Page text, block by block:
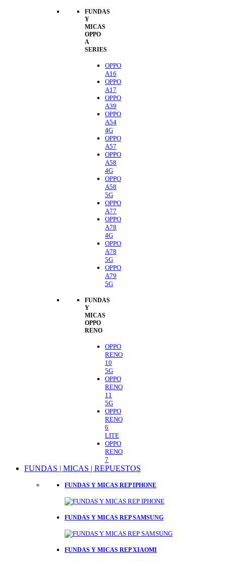
FUNDAS
Y
MICAS
OPPO
A
SERIES
OPPO
A16
OPPO
A17
OPPO
A39
OPPO
A54
4G
OPPO
A57
OPPO
A58
4G
OPPO
A58
5G
OPPO
A77
OPPO
A78
4G
OPPO
A78
5G
OPPO
A79
5G
FUNDAS
Y
MICAS
OPPO
RENO
OPPO
RENO
10
5G
OPPO
RENO
11
5G
OPPO
RENO
6
LITE
OPPO
RENO
7
FUNDAS | MICAS | REPUESTOS
FUNDAS Y MICAS REP IPHONE
FUNDAS Y MICAS REP SAMSUNG
FUNDAS Y MICAS REP XIAOMI